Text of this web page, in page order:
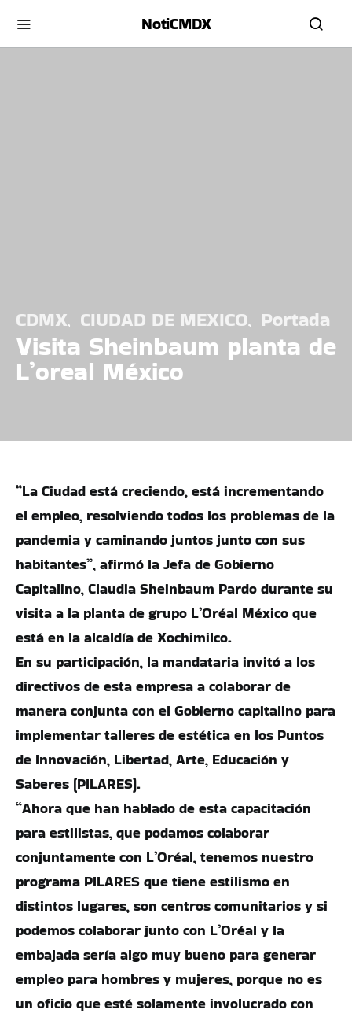
NotiCMDX
CDMX CIUDAD DE MEXICO Portada
Visita Sheinbaum planta de
L’oreal México
“La Ciudad está creciendo, está incrementando
el empleo, resolviendo todos los problemas de la
pandemia y caminando juntos junto con sus
habitantes”, afirmó la Jefa de Gobierno
Capitalino, Claudia Sheinbaum Pardo durante su
visita a la planta de grupo L’Oréal México que
está en la alcaldía de Xochimilco.
En su participación, la mandataria invitó a los
directivos de esta empresa a colaborar de
manera conjunta con el Gobierno capitalino para
implementar talleres de estética en los Puntos
de Innovación, Libertad, Arte, Educación y
Saberes (PILARES).
“Ahora que han hablado de esta capacitación
para estilistas, que podamos colaborar
conjuntamente con L’Oréal, tenemos nuestro
programa PILARES que tiene estilismo en
distintos lugares, son centros comunitarios y si
podemos colaborar junto con L’Oréal y la
embajada sería algo muy bueno para generar
empleo para hombres y mujeres, porque no es
un oficio que esté solamente involucrado con